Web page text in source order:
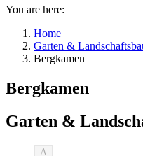
You are here:
Home
Garten &
Bergkamen
Bergkamen
Garten &
A